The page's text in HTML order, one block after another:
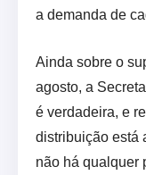
a demanda de
Ainda sobre o
agosto, a
é verdadeira, e
distribuição está
não há qualquer